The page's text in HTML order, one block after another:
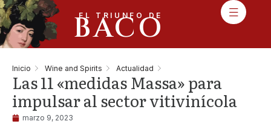
EL TRIUNFO DE
BACO
Inicio Wine and Spirits Actualidad
Las 11 «medidas Massa» para
impulsar al sector vitivinícola
marzo 9, 2023